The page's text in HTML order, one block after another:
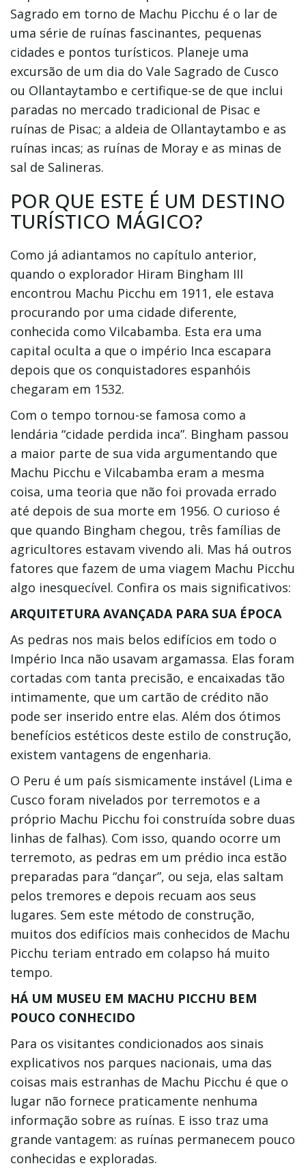
Sagrado em torno de Machu Picchu é o lar de
uma série de ruínas fascinantes, pequenas
cidades e pontos turísticos. Planeje uma
excursão de um dia do Vale Sagrado de Cusco
ou Ollantaytambo e certifique-se de que inclui
paradas no mercado tradicional de Pisac e
ruínas de Pisac; a aldeia de Ollantaytambo e as
ruínas incas; as ruínas de Moray e as minas de
sal de Salineras.
POR QUE ESTE É UM DESTINO
TURÍSTICO MÁGICO?
Como já adiantamos no capítulo anterior,
quando o explorador Hiram Bingham III
encontrou Machu Picchu em 1911, ele estava
procurando por uma cidade diferente,
conhecida como Vilcabamba. Esta era uma
capital oculta a que o império Inca escapara
depois que os conquistadores espanhóis
chegaram em 1532.
Com o tempo tornou-se famosa como a
lendária “cidade perdida inca”. Bingham passou
a maior parte de sua vida argumentando que
Machu Picchu e Vilcabamba eram a mesma
coisa, uma teoria que não foi provada errado
até depois de sua morte em 1956. O curioso é
que quando Bingham chegou, três famílias de
agricultores estavam vivendo ali. Mas há outros
fatores que fazem de uma viagem Machu Picchu
algo inesquecível. Confira os mais significativos:
ARQUITETURA AVANÇADA PARA SUA ÉPOCA
As pedras nos mais belos edifícios em todo o
Império Inca não usavam argamassa. Elas foram
cortadas com tanta precisão, e encaixadas tão
intimamente, que um cartão de crédito não
pode ser inserido entre elas. Além dos ótimos
benefícios estéticos deste estilo de construção,
existem vantagens de engenharia.
O Peru é um país sismicamente instável (Lima e
Cusco foram nivelados por terremotos e a
próprio Machu Picchu foi construída sobre duas
linhas de falhas). Com isso, quando ocorre um
terremoto, as pedras em um prédio inca estão
preparadas para “dançar”, ou seja, elas saltam
pelos tremores e depois recuam aos seus
lugares. Sem este método de construção,
muitos dos edifícios mais conhecidos de Machu
Picchu teriam entrado em colapso há muito
tempo.
HÁ UM MUSEU EM MACHU PICCHU BEM
POUCO CONHECIDO
Para os visitantes condicionados aos sinais
explicativos nos parques nacionais, uma das
coisas mais estranhas de Machu Picchu é que o
lugar não fornece praticamente nenhuma
informação sobre as ruínas. E isso traz uma
grande vantagem: as ruínas permanecem pouco
conhecidas e exploradas.